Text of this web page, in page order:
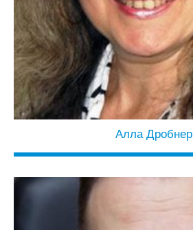
Алла Дробнер